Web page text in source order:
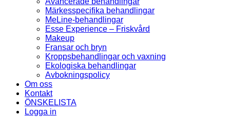
Märkesspecifika behandlingar
MeLine-behandlingar
Esse Experience – Friskvård
Makeup
Fransar och bryn
Kroppsbehandlingar och vaxning
Ekologiska behandlingar
Avbokningspolicy
Om oss
Kontakt
ÖNSKELISTA
Logga in